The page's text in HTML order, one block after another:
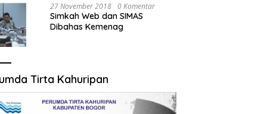
27 November 2018 0 Komentar
Simkah Web dan SIMAS
Dibahas Kemenag
Tirta Kahuripan